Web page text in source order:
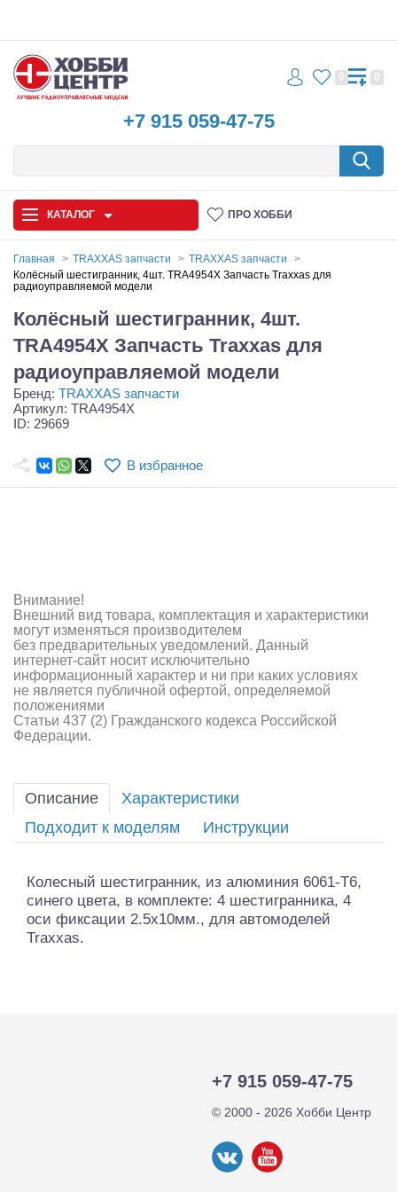
+7 915 059-47-75
0 0
КАТАЛОГ ПРО ХОББИ
Автомодели
Запчасти и аксессуары
Игрушки
Самолеты
Судомодели
Зарядные устройства и блоки питания
Двигатели
Технические жидкости
Инструмент,измерительные приборы,расходники
Главная TRAXXAS запчасти
TRAXXAS запчасти
Колёсный шестигранник, 4шт. TRA4954X Запчасть Traxxas для
радиоуправляемой модели
Колёсный шестигранник, 4шт.
TRA4954X Запчасть Traxxas для
радиоуправляемой модели
Бренд: TRAXXAS запчасти
Артикул: TRA4954X
ID: 29669
В избранное
Внимание!
Внешний вид товара, комплектация и характеристики
могут изменяться производителем
без предварительных уведомлений. Данный
интернет-сайт носит исключительно
информационный характер и ни при каких условиях
не является публичной офертой, определяемой
положениями
Статьи 437 (2) Гражданского кодекса Российской
Федерации.
Описание
Характеристики
Подходит к моделям
Инструкции
Колесный шестигранник, из алюминия 6061-T6,
синего цвета, в комплекте: 4 шестигранника, 4
оси фиксации 2.5x10мм., для автомоделей
Traxxas.
+7 915 059-47-75
© 2000 - 2026 Хобби Центр